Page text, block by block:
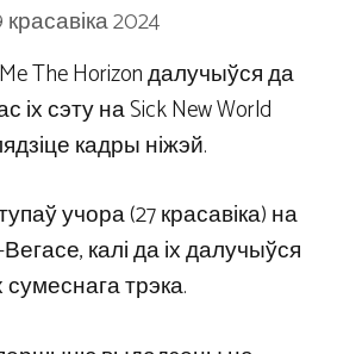
красавіка 2024
The Horizon далучыўся да
іх сэту на Sick New World
кадры ніжэй.
учора (27 красавіка) на
калі да іх далучыўся
сумеснага трэка.